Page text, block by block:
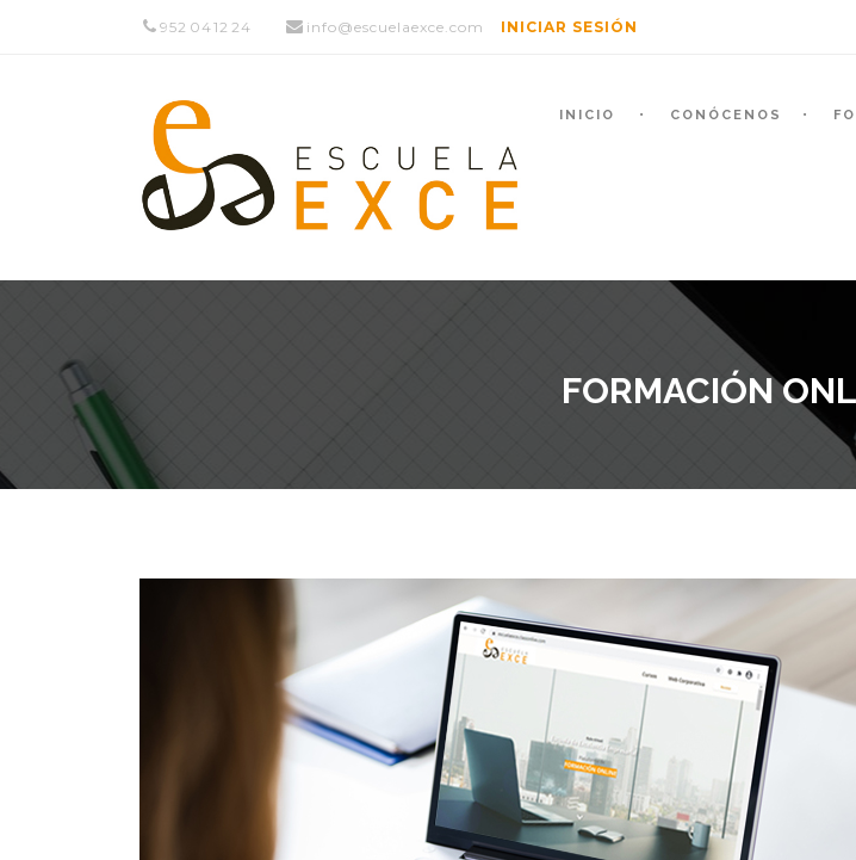
952 04 12 24 info@escuelaexce.com INICIAR SESIÓN
INICIO CONÓCENOS
FORMACIÓN